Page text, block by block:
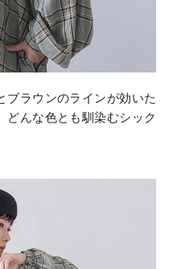
ブラウンのラインが効いた
どんな色とも馴染むシック